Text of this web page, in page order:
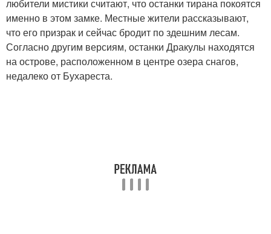
любители мистики считают, что останки тирана покоятся
именно в этом замке. Местные жители рассказывают,
что его призрак и сейчас бродит по здешним лесам.
Согласно другим версиям, останки Дракулы находятся
на острове, расположенном в центре озера снагов,
недалеко от Бухареста.